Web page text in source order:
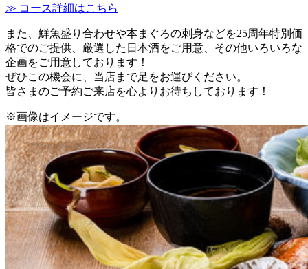
≫ コース詳細はこちら
また、鮮魚盛り合わせや本まぐろの刺身などを25周年特別価
格でのご提供、厳選した日本酒をご用意、その他いろいろな
企画をご用意しております！
ぜひこの機会に、当店まで足をお運びください。
皆さまのご予約ご来店を心よりお待ちしております！
※画像はイメージです。